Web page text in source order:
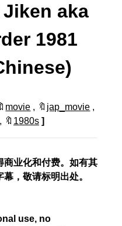
aka
1981
movie , 🔖 jap_movie ,
🔖 1980s ]
商业化和付费。如有其
，敬请标明出处。
use, no